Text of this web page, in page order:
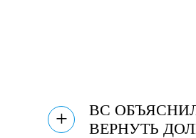
+
ВС
ВЕРНУТЬ